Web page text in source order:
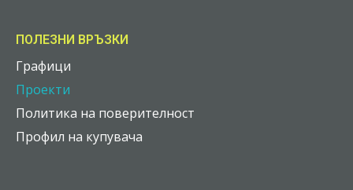
ПОЛЕЗНИ ВРЪЗКИ
Графици
Проекти
Политика на поверителност
Профил на купувача